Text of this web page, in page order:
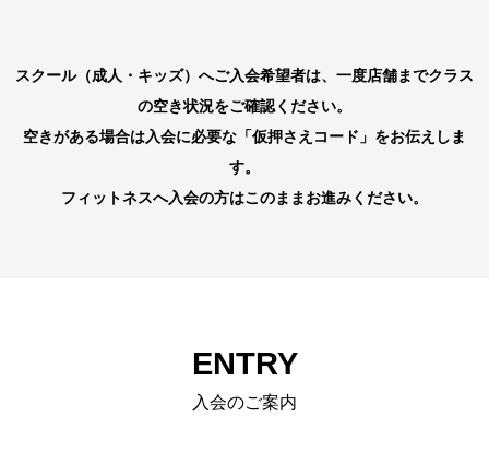
スクール（成人・キッズ）へご入会希望者は、一度店舗までクラス
の空き状況をご確認ください。
空きがある場合は入会に必要な「仮押さえコード」をお伝えしま
す。
フィットネスへ入会の方はこのままお進みください。
ENTRY
入会のご案内